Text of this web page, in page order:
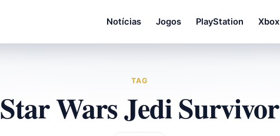
Notícias Jogos PlayStation Xbox
TAG
Star Wars Jedi Survivor